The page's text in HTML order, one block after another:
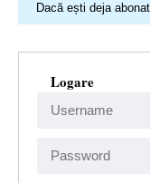
Dacă ești deja
Logare